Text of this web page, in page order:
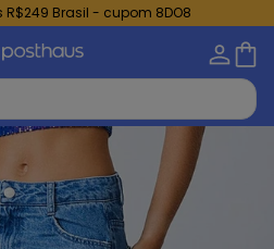
R$249 Brasil - cupom 8DO8